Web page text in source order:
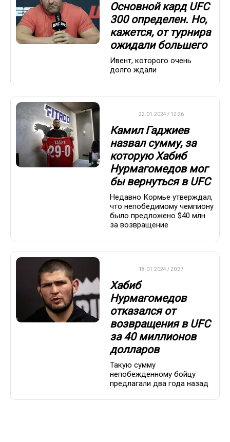
Основной кард UFC
300 определен. Но,
кажется, от турнира
ожидали большего
Ивент, которого очень
долго ждали
22.01.2024 / 12:26
Камил Гаджиев
назвал сумму, за
которую Хабиб
Нурмагомедов мог
бы вернуться в UFC
Недавно Кормье утверждал,
что непобедимому чемпиону
было предложено $40 млн
за возвращение
18.01.2024 / 20:37
Хабиб
Нурмагомедов
отказался от
возвращения в UFC
за 40 миллионов
долларов
Такую сумму
непобежденному бойцу
предлагали два года назад